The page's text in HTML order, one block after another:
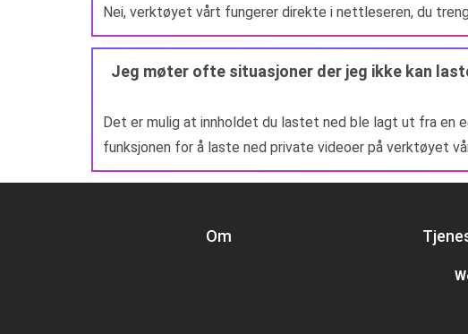
Nei, verktøyet vårt fungerer direkte i nettleseren, du
Jeg møter ofte situasjoner der jeg ikke kan
Det er mulig at innholdet du lastet ned ble lagt ut fra en
funksjonen for å laste ned private videoer på verktøyet
Om